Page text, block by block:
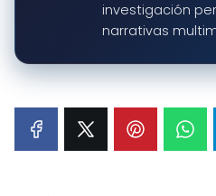
investigación
narrativas